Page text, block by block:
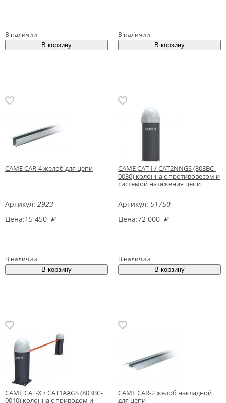
В наличии В наличии
CAME CAR-4 желоб для цепи
Артикул: 2923
Цена:15 450 ₽
В наличии
CAME CAT-I / CAT2NNGS (803BC-
0030) колонна с противовесом и
системой натяжения цепи
Артикул: 51750
Цена:72 000 ₽
В наличии
CAME CAT-X / CAT1AAGS (803BC-
0010) колонна с приводом и
CAME CAR-2 желоб накладной
для цепи